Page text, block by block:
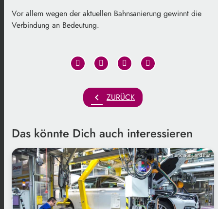
Vor allem wegen der aktuellen Bahnsanierung gewinnt die
Verbindung an Bedeutung.
chevron_left ZURÜCK
Das könnte Dich auch interessieren
Funkhaus Landshut